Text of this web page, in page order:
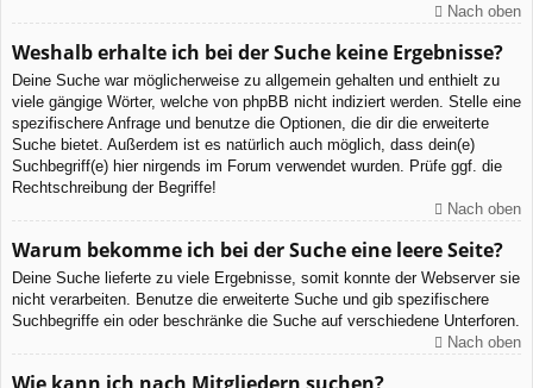
Nach oben
Weshalb erhalte ich bei der Suche keine Ergebnisse?
Deine Suche war möglicherweise zu allgemein gehalten und enthielt zu
viele gängige Wörter, welche von phpBB nicht indiziert werden. Stelle eine
spezifischere Anfrage und benutze die Optionen, die dir die erweiterte
Suche bietet. Außerdem ist es natürlich auch möglich, dass dein(e)
Suchbegriff(e) hier nirgends im Forum verwendet wurden. Prüfe ggf. die
Rechtschreibung der Begriffe!
Nach oben
Warum bekomme ich bei der Suche eine leere Seite?
Deine Suche lieferte zu viele Ergebnisse, somit konnte der Webserver sie
nicht verarbeiten. Benutze die erweiterte Suche und gib spezifischere
Suchbegriffe ein oder beschränke die Suche auf verschiedene Unterforen.
Nach oben